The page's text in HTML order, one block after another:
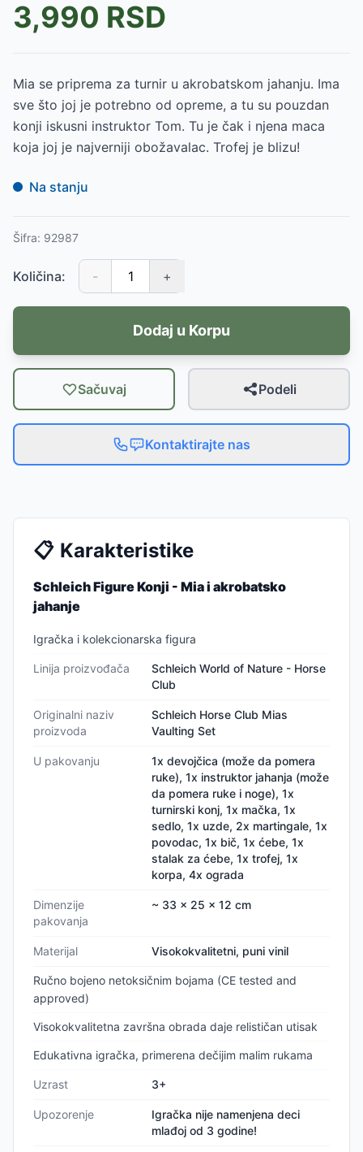
3,990 RSD
Mia se priprema za turnir u akrobatskom jahanju. Ima
sve što joj je potrebno od opreme, a tu su pouzdan
konji iskusni instruktor Tom. Tu je čak i njena maca
koja joj je najverniji obožavalac. Trofej je blizu!
Na stanju
Šifra: 92987
Količina: - +
Dodaj u Korpu
Sačuvaj Podeli
Kontaktirajte nas
📋 Karakteristike
Schleich Figure Konji - Mia i akrobatsko
jahanje
Igračka i kolekcionarska figura
Linija proizvođača
Schleich World of Nature - Horse
Club
Originalni naziv
proizvoda
Schleich Horse Club Mias
Vaulting Set
U pakovanju
1x devojčica (može da pomera
ruke), 1x instruktor jahanja (može
da pomera ruke i noge), 1x
turnirski konj, 1x mačka, 1x
sedlo, 1x uzde, 2x martingale, 1x
povodac, 1x bič, 1x ćebe, 1x
stalak za ćebe, 1x trofej, 1x
korpa, 4x ograda
Dimenzije
pakovanja
~ 33 x 25 x 12 cm
Materijal Visokokvalitetni, puni vinil
Ručno bojeno netoksičnim bojama (CE tested and
approved)
Visokokvalitetna završna obrada daje relističan utisak
Edukativna igračka, primerena dečijim malim rukama
Uzrast 3+
Upozorenje
Igračka nije namenjena deci
mlađoj od 3 godine!